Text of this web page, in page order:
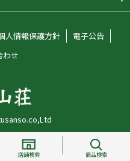
ュ
人情報保護方針
電子公告
わせ
店舗検索 商品検索